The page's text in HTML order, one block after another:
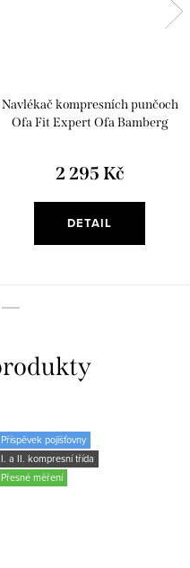
Navlékač kompresních punčoch
Ofa Fit Expert Ofa Bamberg
2 295 Kč
DETAIL
Příspěvek pojišťovny
I. a II. kompresní třída
Přesné měření